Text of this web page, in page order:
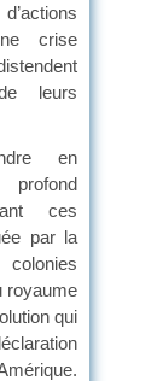
crise
leurs
en
ces
par la
royaume
qui